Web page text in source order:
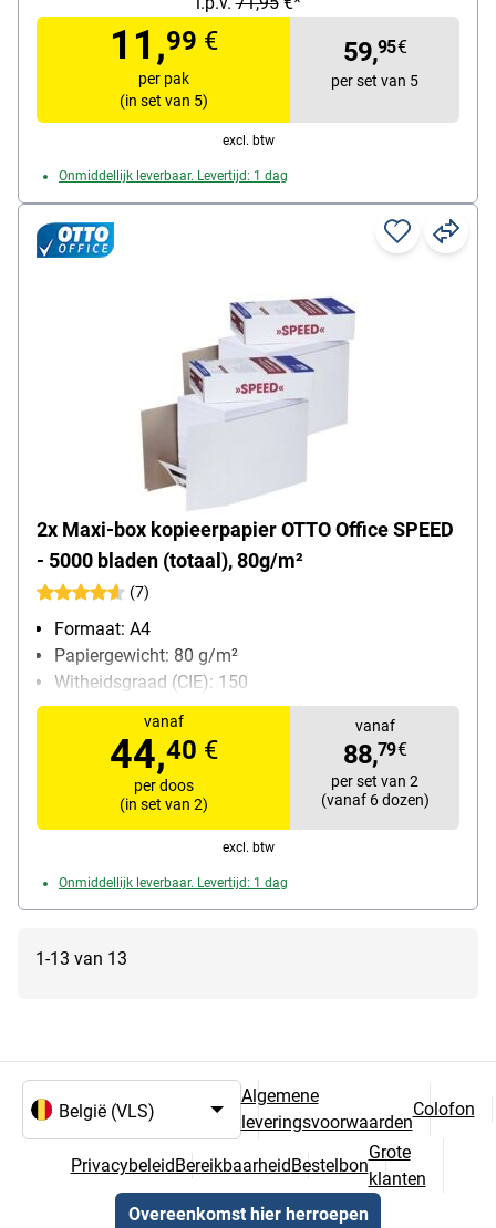
11,99 €
per pak
(in set van 5)
59,95€
per set van 5
excl. btw
Onmiddellijk leverbaar. Levertijd: 1 dag
2x Maxi-box kopieerpapier OTTO Office SPEED
- 5000 bladen (totaal), 80g/m²
(7)
Formaat: A4
Papiergewicht: 80 g/m²
Witheidsgraad (CIE): 150
Inhoud per pak: 2500 bladen
vanaf
44,40 €
per doos
(in set van 2)
vanaf
88,79€
per set van 2
(vanaf 6 dozen)
excl. btw
Onmiddellijk leverbaar. Levertijd: 1 dag
1-13 van 13
Algemene
leveringsvoorwaarden
Colofon
PrivacybeleidBereikbaarheidBestelbon
Grote
klanten
Overeenkomst hier herroepen